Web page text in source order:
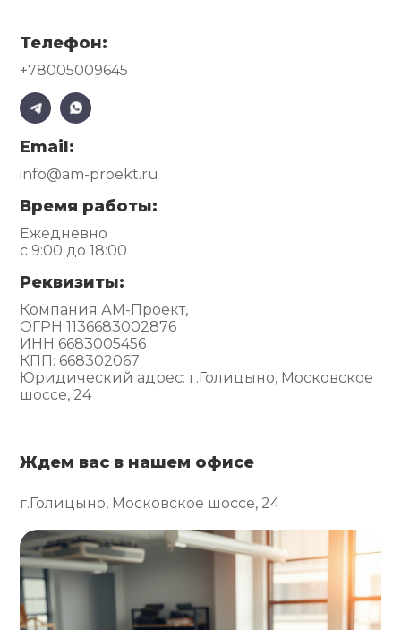
Телефон:
+78005009645
Email:
info@am-proekt.ru
Время работы:
Ежедневно
с 9:00 до 18:00
Реквизиты:
Компания АМ-Проект,
ОГРН 1136683002876
ИНН 6683005456
КПП: 668302067
Юридический адрес: г.Голицыно, Московское
шоссе, 24
Ждем вас в нашем офисе
г.Голицыно, Московское шоссе, 24